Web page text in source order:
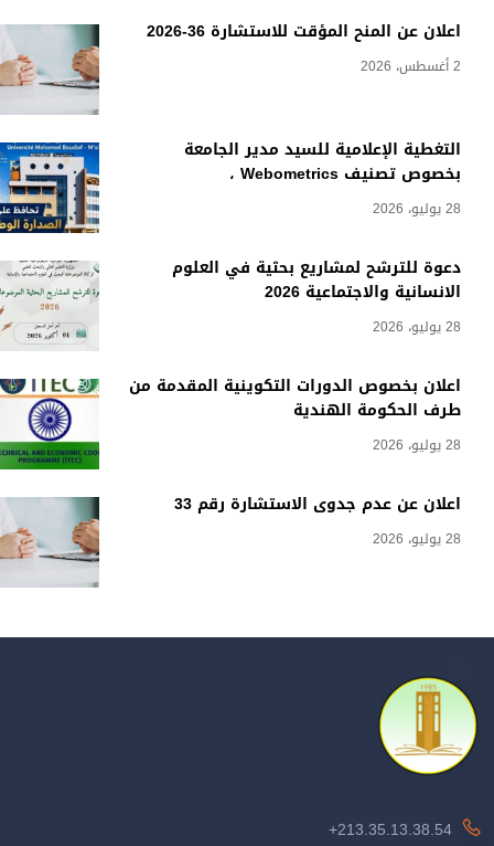
اعلان عن المنح المؤقت للاستشارة 36-2026
2 أغسطس، 2026
التغطية الإعلامية للسيد مدير الجامعة
بخصوص تصنيف Webometrics ،
28 يوليو، 2026
دعوة للترشح لمشاريع بحثية في العلوم
الانسانية والاجتماعية 2026
28 يوليو، 2026
اعلان بخصوص الدورات التكوينية المقدمة من
طرف الحكومة الهندية
28 يوليو، 2026
اعلان عن عدم جدوى الاستشارة رقم 33
28 يوليو، 2026
213.35.13.38.54+